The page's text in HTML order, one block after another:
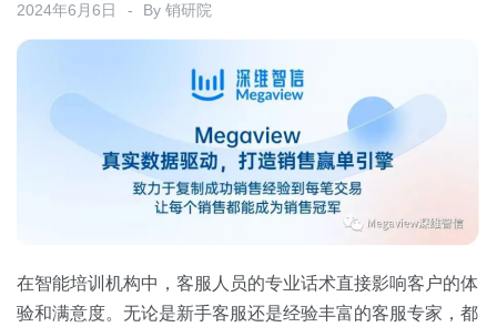
产品集成
按行业
消费医疗
房地产
客户案例
资源中心
关于我们
2024年6月6日 By 销研院
在智能培训机构中，客服人员的专业话术直接影响客户的体
验和满意度。无论是新手客服还是经验丰富的客服专家，都